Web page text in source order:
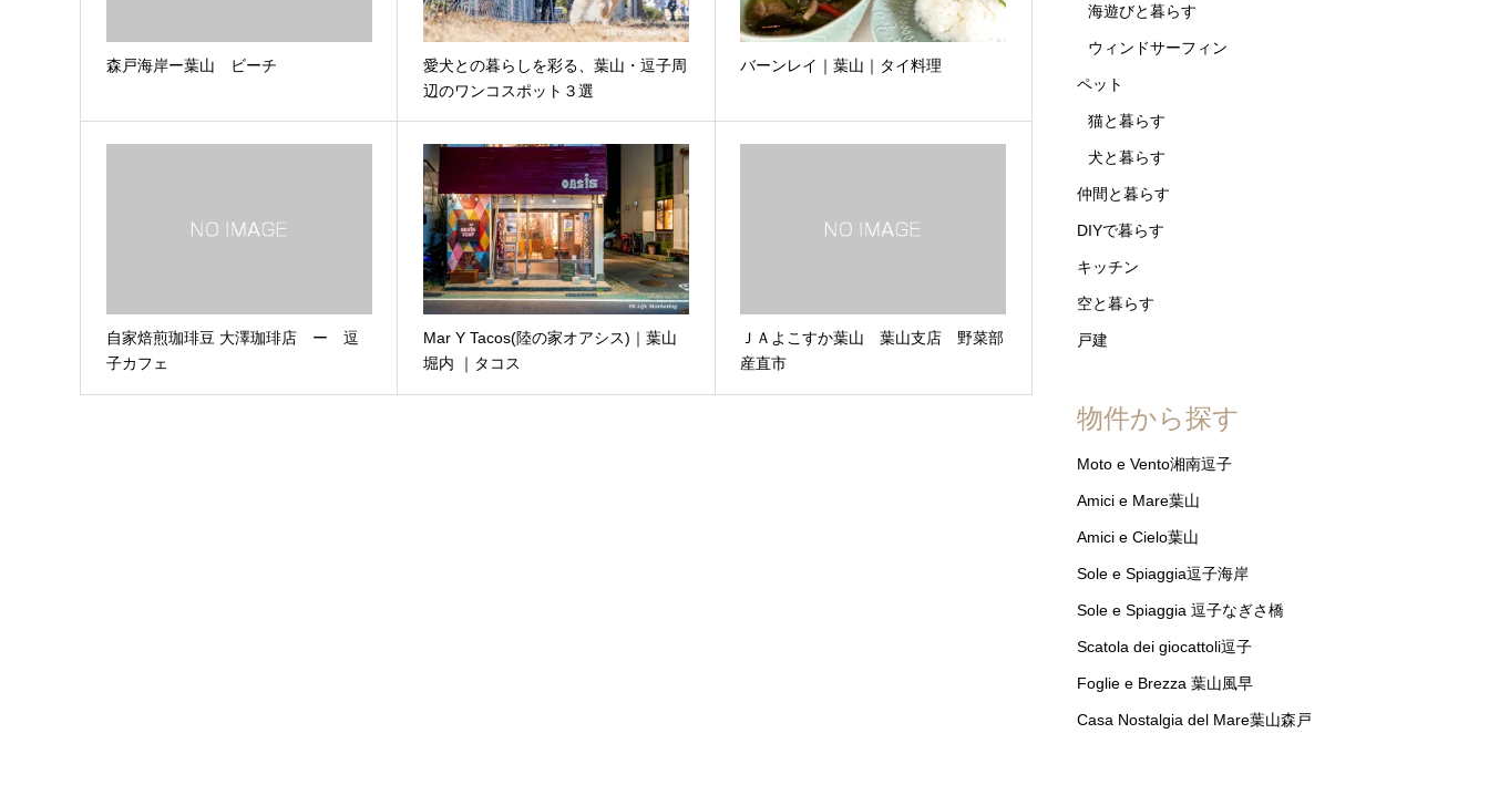
森戸海岸ー葉山 ビーチ
愛犬との暮らしを彩る、葉山・逗子周
辺のワンコスポット３選
バーンレイ｜葉山｜タイ料理
自家焙煎珈琲豆 ​​​大澤珈琲店 ー 逗
子カフェ
Mar Y Tacos(陸の家オアシス)｜葉山
堀内 ｜タコス
ＪＡよこすか葉山 葉山支店 野菜部
産直市
海遊びと暮らす
ウィンドサーフィン
ペット
猫と暮らす
犬と暮らす
仲間と暮らす
DIYで暮らす
キッチン
空と暮らす
戸建
物件から探す
Moto e Vento湘南逗子
Amici e Mare葉山
Amici e Cielo葉山
Sole e Spiaggia逗子海岸
Sole e Spiaggia 逗子なぎさ橋
Scatola dei giocattoli逗子
Foglie e Brezza 葉山風早
Casa Nostalgia del Mare葉山森戸